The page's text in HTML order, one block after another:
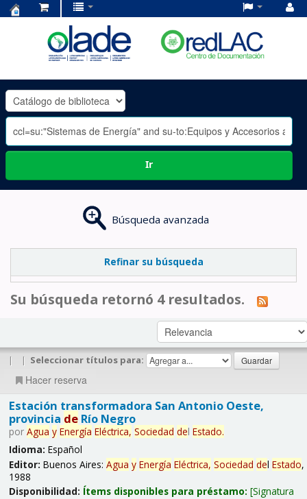
OLADE
-
Ir
Búsqueda avanzada
Refinar su búsqueda
Su búsqueda retornó 4 resultados.
| | Seleccionar títulos para:
Hacer reserva
Estación transformadora San Antonio Oeste,
provincia deRío Negro
por Agua y Energía Eléctrica, Sociedad del Estado.
Idioma: Español
Editor: Buenos Aires: Agua y Energía Eléctrica, Sociedad del Estado,
1988
Disponibilidad: Ítems disponibles para préstamo: Signatura